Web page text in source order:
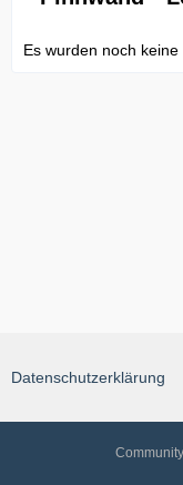
Es wurden noch
Datenschutzerklärung